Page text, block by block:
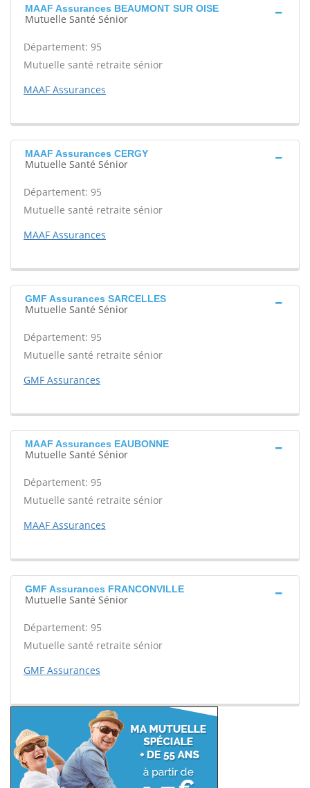
MAAF Assurances BEAUMONT SUR OISE
Mutuelle Santé Sénior
Département: 95
Mutuelle santé retraite sénior
MAAF Assurances
MAAF Assurances CERGY
Mutuelle Santé Sénior
Département: 95
Mutuelle santé retraite sénior
MAAF Assurances
GMF Assurances SARCELLES
Mutuelle Santé Sénior
Département: 95
Mutuelle santé retraite sénior
GMF Assurances
MAAF Assurances EAUBONNE
Mutuelle Santé Sénior
Département: 95
Mutuelle santé retraite sénior
MAAF Assurances
GMF Assurances FRANCONVILLE
Mutuelle Santé Sénior
Département: 95
Mutuelle santé retraite sénior
GMF Assurances